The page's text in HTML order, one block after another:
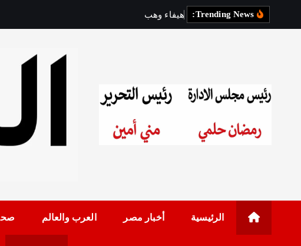
م
هيفاء وهبي
رئيس مجلس الإدارة:
الرئيسية أخبار مصر العرب والعالم